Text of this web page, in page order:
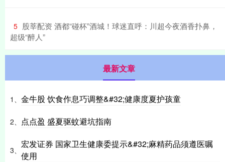
5 ​股莘配资 酒都“碰杯”酒城！球迷直呼：川超今夜酒香扑鼻，
超级“醉人”
最新文章
1、 金牛股 饮食作息巧调整&#32;健康度夏护孩童
2、 点点盈 盛夏驱蚊避坑指南
3、
宏发证券 国家卫生健康委提示&#32;麻精药品须遵医嘱
使用